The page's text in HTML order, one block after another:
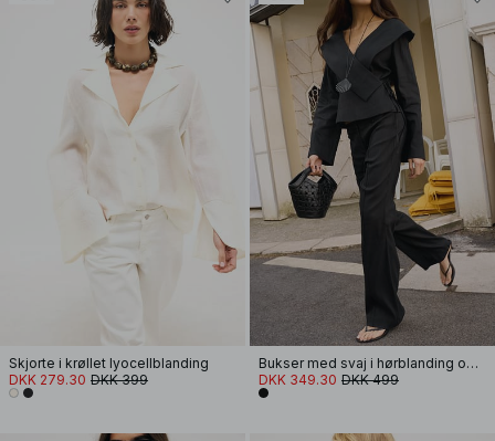
Skjorte i krøllet lyocellblanding
DKK 279.30 DKK 399
Bukser med svaj i hørblanding og mellemhøj talje
DKK 349.30 DKK 499